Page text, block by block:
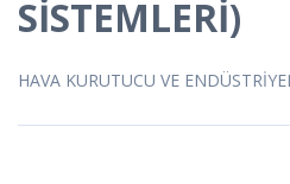
SİSTEMLERİ)
HAVA KURUTUCU VE